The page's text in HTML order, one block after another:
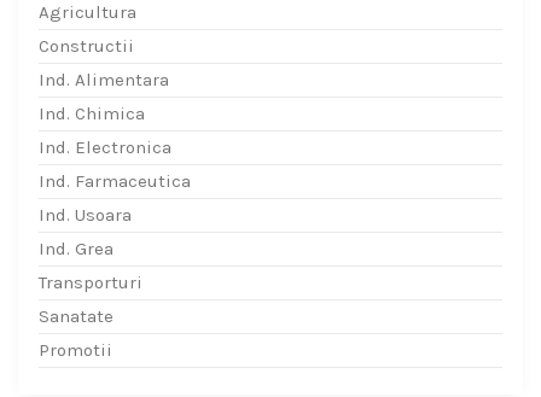
Agricultura
Constructii
Ind. Alimentara
Ind. Chimica
Ind. Electronica
Ind. Farmaceutica
Ind. Usoara
Ind. Grea
Transporturi
Sanatate
Promotii